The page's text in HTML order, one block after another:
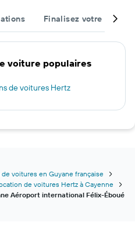
Finalisez votre voyage
voiture populaires
de voitures Hertz
de voitures en Guyane française
de voitures Hertz à Cayenne
Aéroport international Félix-Éboué